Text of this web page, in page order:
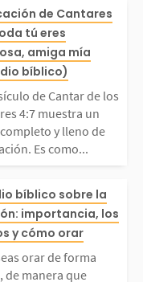
lib
los
un
y lleno
Es
le dijera
de Cantares
tú eres
amiga mía
bíblico)
de Cantar de los
4:7 muestra un
y lleno de
Es como...
orar
de
bíblico sobre la
importancia, los
y cómo orar
orar de forma
de manera que